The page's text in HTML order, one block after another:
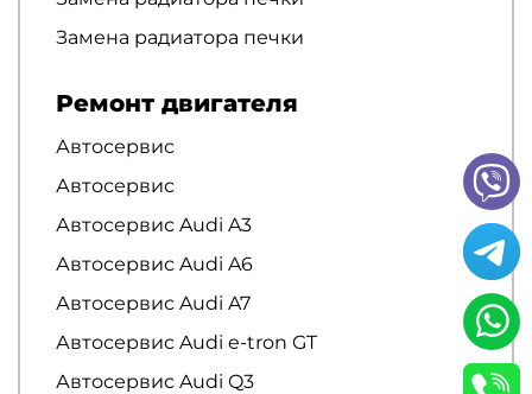
Замена радиатора печки
Ремонт двигателя
Автосервис
Автосервис
Автосервис Audi A3
Автосервис Audi A6
Автосервис Audi A7
Автосервис Audi e-tron GT
Автосервис Audi Q3